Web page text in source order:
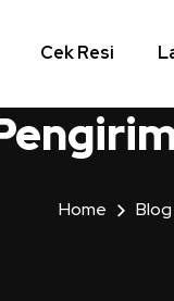
Cek Resi
Home Blog